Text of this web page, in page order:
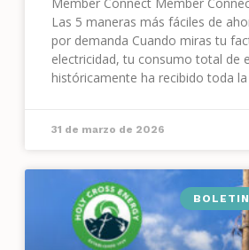
Las 5 maneras más fáciles de
por demanda Cuando miras tu
electricidad, tu consumo total de
históricamente ha recibido toda
31 de marzo de 2026